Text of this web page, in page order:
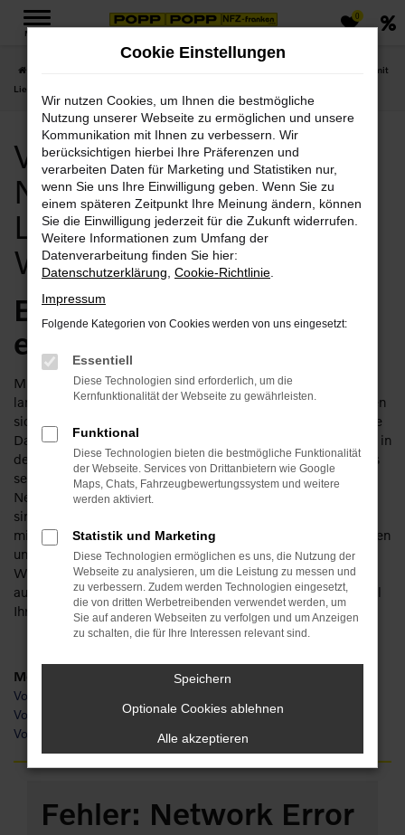
Zum
MENÜ
0
Volvo Weimar, Volvo Neuwagen Angebote mit
Lieferservice nach Weimar
Volvo Weimar, Volvo
Neuwagen Angebote mit
Lieferservice nach
Weimar
Erste Sahne für Weimar:
ein Volvo Neuwagen
Mit Ihrem Volvo Neuwagen in Weimar setzen Sie auf
langfristige Mobilität. Die Fahrzeuge des Herstellers zeichnen
sich durch einzigartige Verarbeitung aus und gelten als echte
Dauerläufer. Sie werden somit auch noch nach vielen Jahren in
der Innenstadt oder auf Landstraße und Autobahn unterwegs
sein und sich an dem Modell erfreuen. Was für einen Volvo
Neuwagen bei Popp spricht, sind die günstigen Preise. Wir
sind immer in der Lage, Kundinnen und Kunden aus Weimar
mit speziellen Paketen und Angeboten eine Freude zu machen
und übernehmen zudem gerne auch die Lieferung. Des
Weiteren profitieren Sie von unserer kompetenten und
ausdauernden Beratung und davon, dass wir gerne restlos all
Ihre Fragen rund um Volvo Neuwagen beantworten.
Modelle
Volvo XC40 Neuwagen Weimar
Volvo XC60 Neuwagen Weimar
Volvo XC90 Neuwagen Weimar
Fehler: Network Error
Cookie Einstellungen
Wir nutzen Cookies, um Ihnen die bestmögliche
Nutzung unserer Webseite zu ermöglichen und unsere
Kommunikation mit Ihnen zu verbessern. Wir
berücksichtigen hierbei Ihre Präferenzen und
verarbeiten Daten für Marketing und Statistiken nur,
wenn Sie uns Ihre Einwilligung geben. Wenn Sie zu
einem späteren Zeitpunkt Ihre Meinung ändern, können
Sie die Einwilligung jederzeit für die Zukunft widerrufen.
Weitere Informationen zum Umfang der
Datenverarbeitung finden Sie hier:
Datenschutzerklärung Cookie-Richtlinie
Impressum
Folgende Kategorien von Cookies werden von uns eingesetzt:
Essentiell
Diese Technologien sind erforderlich, um die
Kernfunktionalität der Webseite zu gewährleisten.
Funktional
Diese Technologien bieten die bestmögliche Funktionalität
der Webseite. Services von Drittanbietern wie Google
Maps, Chats, Fahrzeugbewertungssystem und weitere
werden aktiviert.
Statistik und Marketing
Diese Technologien ermöglichen es uns, die Nutzung der
Webseite zu analysieren, um die Leistung zu messen und
zu verbessern. Zudem werden Technologien eingesetzt,
die von dritten Werbetreibenden verwendet werden, um
Sie auf anderen Webseiten zu verfolgen und um Anzeigen
zu schalten, die für Ihre Interessen relevant sind.
Speichern
Optionale Cookies ablehnen
Alle akzeptieren